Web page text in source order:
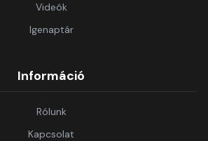
Videók
Igenaptár
Információ
Rólunk
Kapcsolat